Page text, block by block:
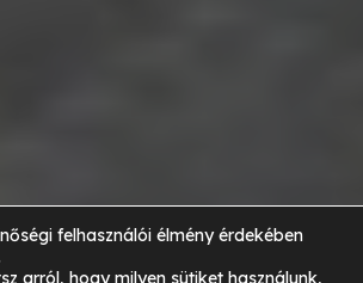
felhasználói élmény érdekében
arról, hogy milyen sütiket használunk,